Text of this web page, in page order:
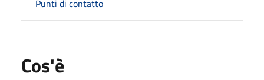
Punti di contatto
Cos'è